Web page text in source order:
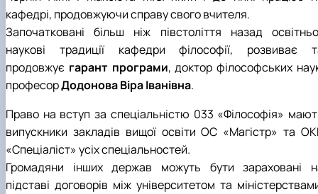
кафедрі, продовжуючи справу свого вчителя.
Започатковані більш ніж півстоліття назад
наукові традиції кафедри філософії, розвиває
продовжує гарант програми, доктор філософських
професорДодонова Віра Іванівна.
Право на вступ за спеціальністю 033 «Філософія»
випускники закладів вищої освіти ОС «Магістр» та
«Спеціаліст» усіх спеціальностей.
Громадяни інших держав можуть бути зараховані
підставі договорів між університетом та